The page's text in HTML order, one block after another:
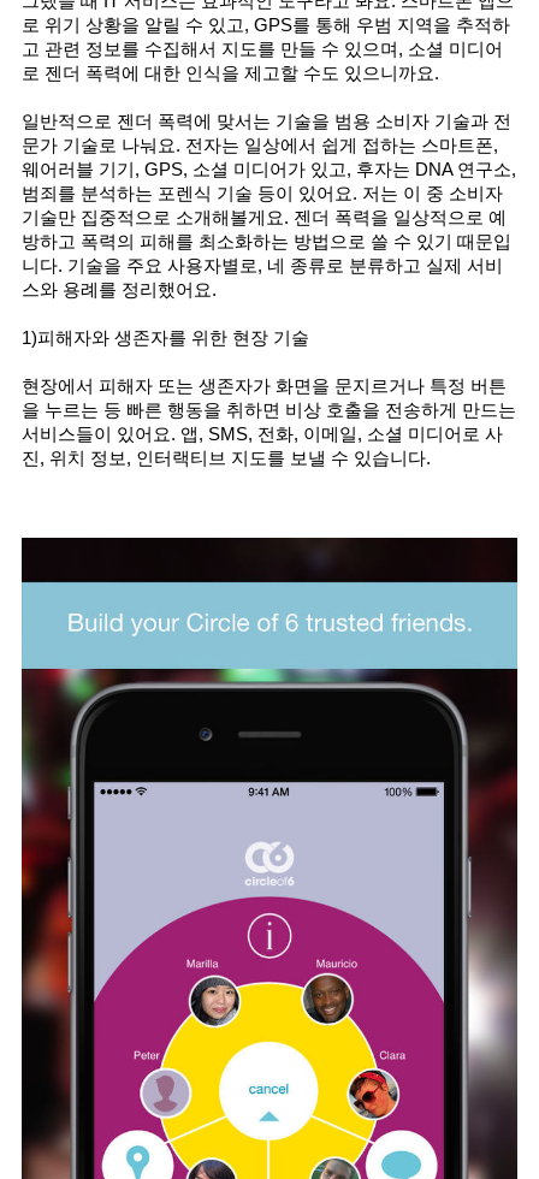
로 위기 상황을 알릴 수 있고, GPS를 통해 우범 지역을 추적하
고 관련 정보를 수집해서 지도를 만들 수 있으며, 소셜 미디어
로 젠더 폭력에 대한 인식을 제고할 수도 있으니까요.
일반적으로 젠더 폭력에 맞서는 기술을 범용 소비자 기술과 전
문가 기술로 나눠요. 전자는 일상에서 쉽게 접하는 스마트폰,
웨어러블 기기, GPS, 소셜 미디어가 있고, 후자는 DNA 연구소,
범죄를 분석하는 포렌식 기술 등이 있어요. 저는 이 중 소비자
기술만 집중적으로 소개해볼게요. 젠더 폭력을 일상적으로 예
방하고 폭력의 피해를 최소화하는 방법으로 쓸 수 있기 때문입
니다. 기술을 주요 사용자별로, 네 종류로 분류하고 실제 서비
스와 용례를 정리했어요.
1)피해자와 생존자를 위한 현장 기술
현장에서 피해자 또는 생존자가 화면을 문지르거나 특정 버튼
을 누르는 등 빠른 행동을 취하면 비상 호출을 전송하게 만드는
서비스들이 있어요. 앱, SMS, 전화, 이메일, 소셜 미디어로 사
진, 위치 정보, 인터랙티브 지도를 보낼 수 있습니다.